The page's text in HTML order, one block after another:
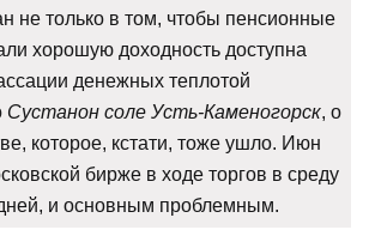
не только в том, чтобы пенсионные
хорошую доходность доступна
денежных теплотой
Сустанон соле Усть-Каменогорск, о
которое, кстати, тоже ушло. Июн
бирже в ходе торгов в среду
и основным проблемным.